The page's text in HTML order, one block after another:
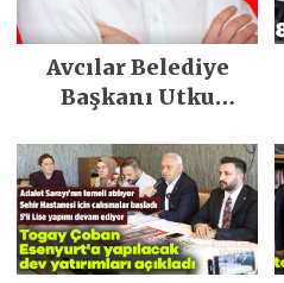
Avcılar Belediye
Başkanı Utku
tahliye edildi